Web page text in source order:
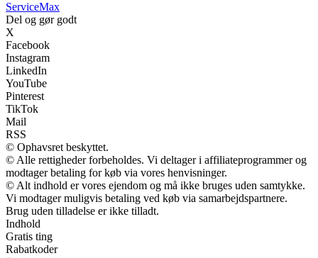
ServiceMax
Del og gør godt
X
Facebook
Instagram
LinkedIn
YouTube
Pinterest
TikTok
Mail
RSS
© Ophavsret beskyttet.
© Alle rettigheder forbeholdes. Vi deltager i affiliateprogrammer og
modtager betaling for køb via vores henvisninger.
© Alt indhold er vores ejendom og må ikke bruges uden samtykke.
Vi modtager muligvis betaling ved køb via samarbejdspartnere.
Brug uden tilladelse er ikke tilladt.
Indhold
Gratis ting
Rabatkoder